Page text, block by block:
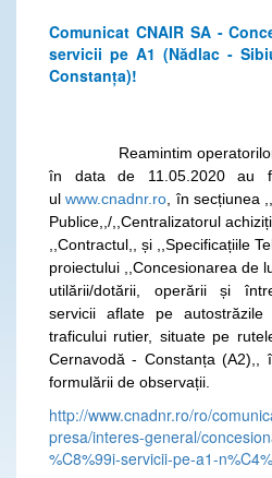
Comunicat CNAIR SA -
servicii pe A1 (Nădlac -
Constanța)!
Reamintim operatorilor
în data de 11.05.2020 au
ulwww.cnadnr.ro , în secțiunea
Publice,,/,,Centralizatorul
,,Contractul,, și ,,Specificațiile
proiectului ,,Concesionarea de
utilării/dotării, operării și
servicii aflate pe autostrăzile
traficului rutier, situate pe
Cernavodă - Constanța (A2),,
formulării de observații.
http://www.cnadnr.ro/ro/
presa/interes-general/
%C8%99i-servicii-pe-a1-